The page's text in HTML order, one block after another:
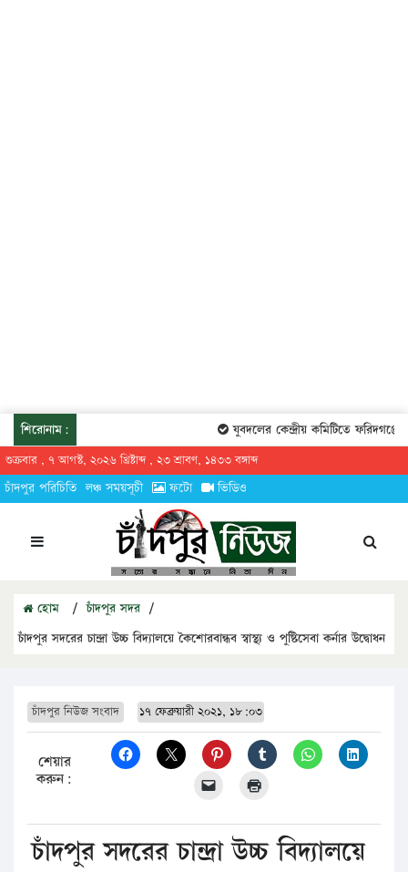
শিরোনাম: যুবদলের কেন্দ্রীয় কমিটিতে ফরিদগঞ্জের
শুক্রবার , ৭ আগস্ট, ২০২৬ খ্রিষ্টাব্দ , ২৩ শ্রাবণ, ১৪৩৩ বঙ্গাব্দ
চাঁদপুর পরিচিতি লঞ্চ সময়সূচী ফটো ভিডিও
হোম / চাঁদপুর সদর /
চাঁদপুর সদরের চান্দ্রা উচ্চ বিদ্যালয়ে কৈশোরবান্ধব স্বাস্থ্য ও পুষ্টিসেবা কর্নার উদ্বোধন
চাঁদপুর নিউজ সংবাদ ১৭ ফেব্রুয়ারী ২০২১, ১৮:০৩
শেয়ার
করুন:
চাঁদপুর সদরের চান্দ্রা উচ্চ বিদ্যালয়ে